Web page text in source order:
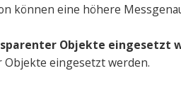
können eine höhere
Objekte eingesetzt
eingesetzt werden.